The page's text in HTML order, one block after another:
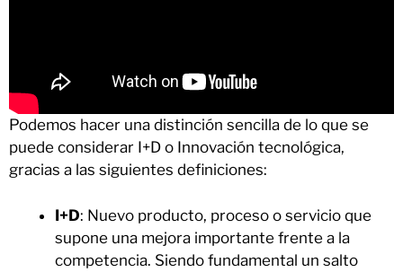
Podemos hacer una distinción sencilla de lo que se
puede considerar I+D o Innovación tecnológica,
gracias a las siguientes definiciones:
I+D: Nuevo producto, proceso o servicio que
supone una mejora importante frente a la
competencia. Siendo fundamental un salto